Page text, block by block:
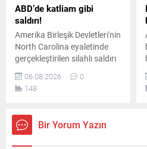
ABD’de katliam gibi
saldırı!
Amerika Birleşik Devletleri'nin
North Carolina eyaletinde
gerçekleştirilen silahlı saldırı
sonucunda çok sayıda kişi
hayatını kaybetti. Bölgeye
çok sayıda ekip sevk edilirken
soruşturma başlatıldı.
06.08.2026
0
148
Bir Yorum Yazın